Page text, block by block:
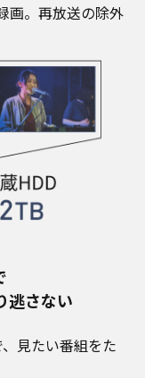
画。再放送の除外
逃さない
見たい番組をた